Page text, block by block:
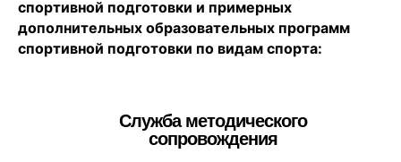
спортивной подготовки и примерных
дополнительных образовательных программ
спортивной подготовки по видам спорта:
Служба методического
сопровождения